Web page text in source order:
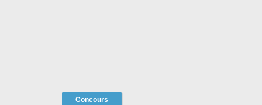
Concours